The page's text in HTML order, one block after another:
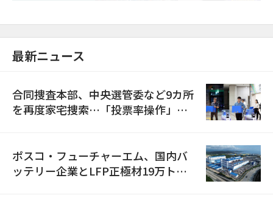
最新ニュース
合同捜査本部、中央選管委など9カ所
を再度家宅捜索…「投票率操作」の
ポスコ・フューチャーエム、国内バ
ッテリー企業とLFP正極材19万トン